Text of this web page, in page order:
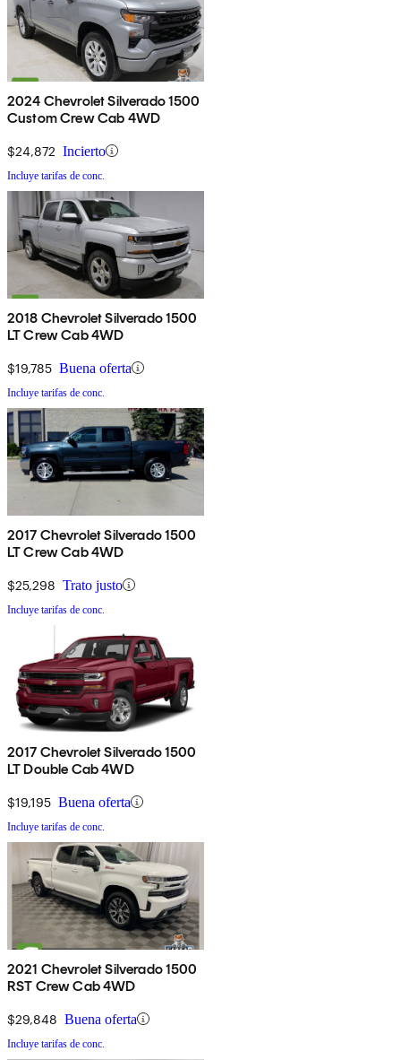
2024 Chevrolet Silverado 1500
Custom Crew Cab 4WD
$24,872 Incierto
Incluye tarifas de conc.
2018 Chevrolet Silverado 1500
LT Crew Cab 4WD
$19,785 Buena oferta
Incluye tarifas de conc.
2017 Chevrolet Silverado 1500
LT Crew Cab 4WD
$25,298 Trato justo
Incluye tarifas de conc.
2017 Chevrolet Silverado 1500
LT Double Cab 4WD
$19,195 Buena oferta
Incluye tarifas de conc.
2021 Chevrolet Silverado 1500
RST Crew Cab 4WD
$29,848 Buena oferta
Incluye tarifas de conc.